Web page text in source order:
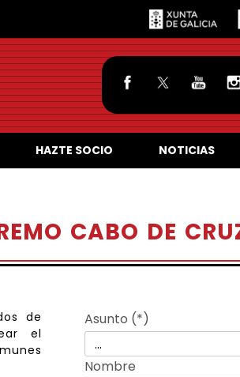
HAZTE SOCIO NOTICIAS
CABO DE
de
el
Asunto (*)
Nombre